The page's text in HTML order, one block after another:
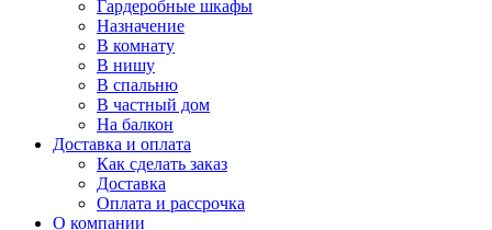
Гардеробные шкафы
Назначение
В комнату
В нишу
В спальню
В частный дом
На балкон
Доставка и оплата
Как сделать заказ
Доставка
Оплата и рассрочка
О компании